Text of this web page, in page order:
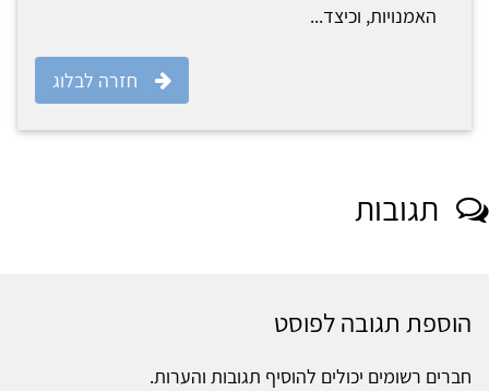
האמנויות, וכיצד...
חזרה לבלוג
תגובות
הוספת תגובה לפוסט
חברים רשומים יכולים להוסיף תגובות והערות.